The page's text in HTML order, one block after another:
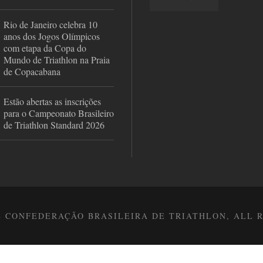
Rio de Janeiro celebra 10
anos dos Jogos Olímpicos
com etapa da Copa do
Mundo de Triathlon na Praia
de Copacabana
Estão abertas as inscrições
para o Campeonato Brasileiro
de Triathlon Standard 2026
CONFEDERAÇÃO BRASILEIRA DE TRIATHLON, ALL